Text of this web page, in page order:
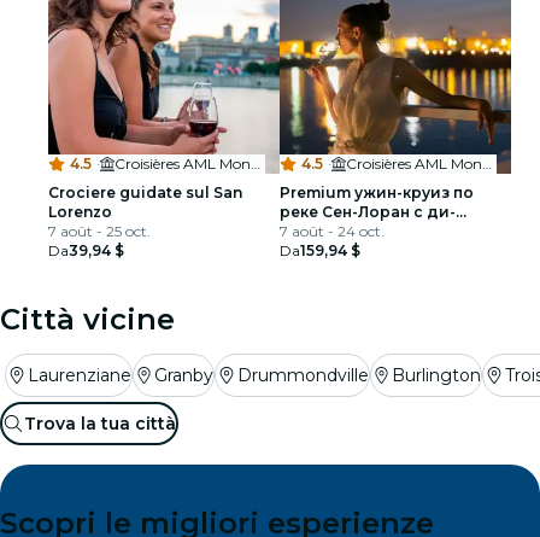
4.5 ·
Croisières AML Montréal Billetterie
Crociere guidate sul San
Lorenzo
7 août - 25 oct.
Da39,94 $
4.5 ·
Croisières AML Montréal Billetterie
Premium ужин-круиз по
реке Сен-Лоран с ди-
джеем
7 août - 24 oct.
Da159,94 $
Città vicine
Laurenziane Granby Drummondville Burlington
Trova la tua città
Scopri le migliori esperienze